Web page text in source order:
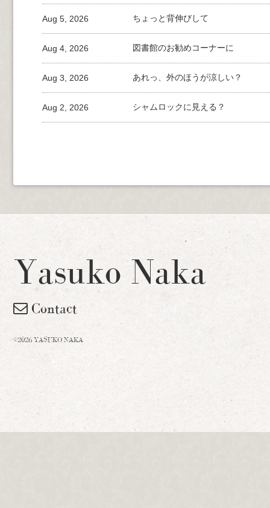
ちょっと背伸びして
Aug 5, 2026
図書館のお勧めコーナーに
Aug 4, 2026
あれっ、外のほうが涼しい？
Aug 3, 2026
シャムロックに見える？
Aug 2, 2026
Yasuko Naka
Contact
©2026 YASUKO NAKA